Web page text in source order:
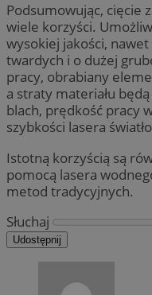
Podsumowując, cięcie
wiele korzyści.
wysokiej jakości,
twardych i o dużej
pracy, obrabiany
a straty materiału
blach, prędkość pracy
szybkości lasera
Istotną korzyścią są
pomocą lasera
metod tradycyjnych.
Słuchaj
Udostępnij